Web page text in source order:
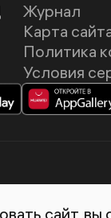
сайт, вы
Журнал
Карта
Политика
Условия
Лебедева